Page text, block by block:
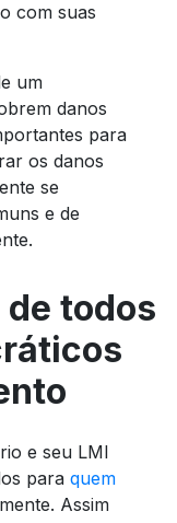
com suas
um
danos
para
os danos
se
e de
todos
e seu LMI
para quem
Assim